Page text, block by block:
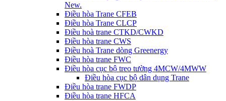
New.
Điều hòa Trane CFEB
Điều hòa Trane CLCP
Điều hoà trane CTKD/CWKD
Điều hòa trane CWS
Điều hoà Trane dòng Greenergy
Điều hòa trane FWC
Điều hòa cục bộ treo tường 4MCW/4MWW
Điều hòa cục bộ dân dụng Trane
Điều hòa trane FWDP
Điều hòa trane HFCA